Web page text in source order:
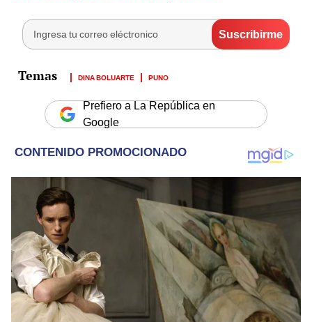
DINA BOLUARTE PUNO
Prefiero a La República en
Google